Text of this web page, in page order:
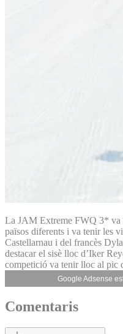
La JAM Extreme FWQ 3* va
països diferents i va tenir les
Castellarnau i del francès
destacar el sisè lloc d’Iker
competició va tenir lloc al pic
Google Adsense
Comentaris